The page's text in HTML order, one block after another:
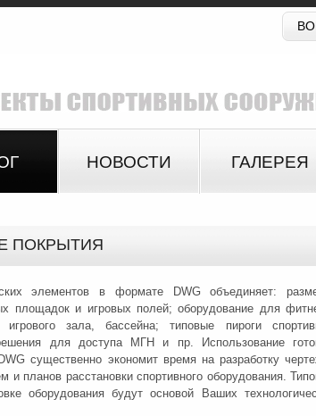
НОВОСТИ ГАЛЕРЕЯ
ПОКРЫТИЯ
элементов в формате DWG объединяет:
площадок и игровых полей; оборудование для
зала, бассейна; типовые пироги
для доступа МГН и пр. Использование
существенно экономит время на разработку
и планов расстановки спортивного оборудования.
оборудования будут основой Ваших